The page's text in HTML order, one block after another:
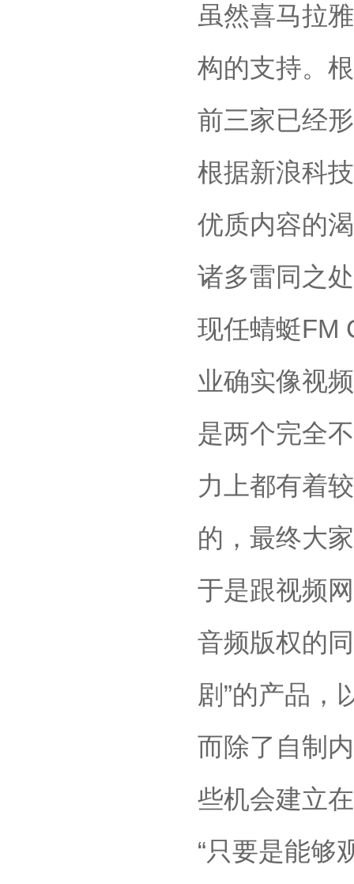
虽然喜马拉
构的支持。
前三家已经
根据新浪科
优质内容的
诸多雷同之
现任蜻蜓FM
业确实像视
是两个完全
力上都有着
的，最终大
于是跟视频
音频版权的
剧”的产品，
而除了自制
些机会建立
“只要是能够